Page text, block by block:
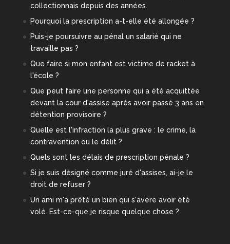
collectionnais depuis des années.
Pourquoi la prescription a-t-elle été allongée ?
Puis-je poursuivre au pénal un salarié qui ne
travaille pas ?
Que faire si mon enfant est victime de racket à
l'école ?
Que peut faire une personne qui a été acquittée
devant la cour d'assise après avoir passé 3 ans en
détention provisoire ?
Quelle est l'infraction la plus grave : le crime, la
contravention ou le délit ?
Quels sont les délais de prescription pénale ?
Si je suis désigné comme juré d'assises, ai-je le
droit de refuser ?
Un ami m'a prêté un bien qui s'avère avoir été
volé. Est-ce-que je risque quelque chose ?